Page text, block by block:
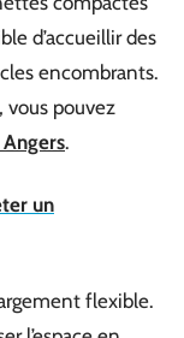
d’accueillir des
encombrants.
vous pouvez
.
un
flexible.